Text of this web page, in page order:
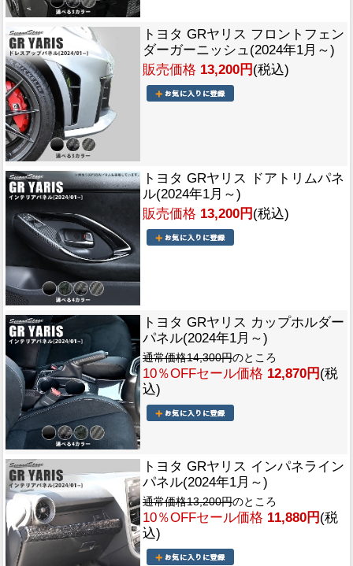
トヨタ GRヤリス フロントフェン
ダーガーニッシュ(2024年1月～)
販売価格 13,200円 (税込)
トヨタ GRヤリス ドアトリムパネ
ル(2024年1月～)
販売価格 13,200円 (税込)
トヨタ GRヤリス カップホルダー
パネル(2024年1月～)
通常価格14,300円のところ
10％OFFセール価格 12,870円 (税
込)
トヨタ GRヤリス インパネライン
パネル(2024年1月～)
通常価格13,200円のところ
10％OFFセール価格 11,880円 (税
込)